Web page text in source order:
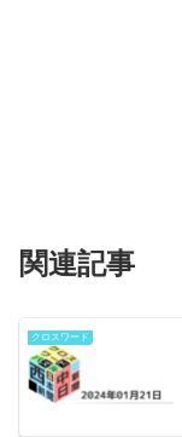
関連記事
クロスワード